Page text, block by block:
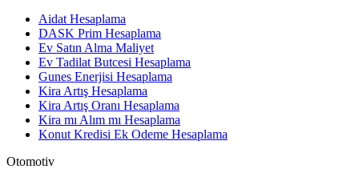
Aidat Hesaplama
DASK Prim Hesaplama
Ev Satın Alma Maliyet
Ev Tadilat Butcesi Hesaplama
Gunes Enerjisi Hesaplama
Kira Artış Hesaplama
Kira Artış Oranı Hesaplama
Kira mı Alım mı Hesaplama
Konut Kredisi Ek Odeme Hesaplama
Otomotiv